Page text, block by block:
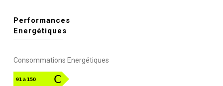
Performances
Energétiques
Consommations Energétiques